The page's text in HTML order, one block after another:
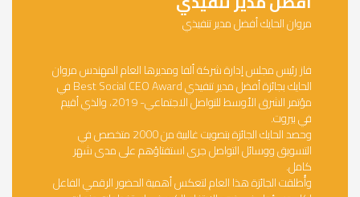
مروان الحايك أفضل مدير تنفيذي
فاز رئيس مجلس إدارة شركة ألفا ومديرها العام المهندس مروان
الحايك بجائزة أفضل مدير تنفيذي Best Social CEO Award في
مؤتمر الشرق الأوسط للتواصل الاجتماعي- 2019، والذي أقيم
في بيروت.
وحصد الحايك الجائزة بتصويت غالبية من 2000 متخصص في
التسويق ووسائل التواصل جرى استفتاؤهم على مدى شهر
كامل.
وأُطلقت الجائزة هذا العام لتعكس أهمية الحضور الرقمي الفاعل